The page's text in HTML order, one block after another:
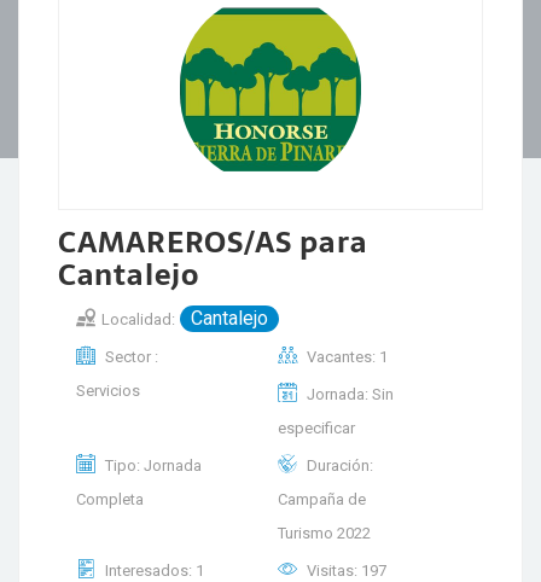
CAMAREROS/AS para
Cantalejo
Localidad: Cantalejo
Sector :
Servicios
Vacantes: 1
Jornada: Sin
especificar
Tipo: Jornada
Completa
Duración:
Campaña de
Turismo 2022
Interesados: 1 Visitas: 197